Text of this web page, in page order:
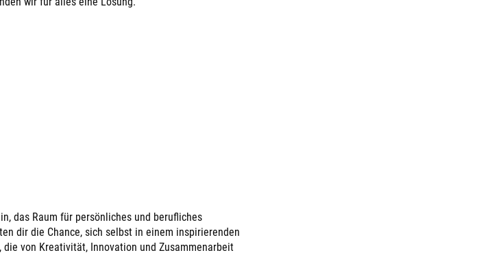
das Raum für persönliches und berufliches
dir die Chance, sich selbst in einem inspirierenden
von Kreativität, Innovation und Zusammenarbeit